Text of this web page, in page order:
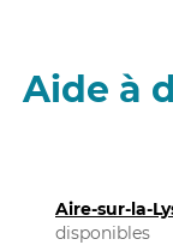
Aide à
Aire-sur-la-
disponibles